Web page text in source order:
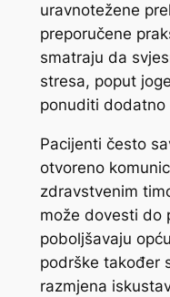
uravnotežene
preporučene
smatraju da
stresa, poput
ponuditi dodatno
Pacijenti često
otvoreno
zdravstvenim
može dovesti do
poboljšavaju
podrške također
razmjena